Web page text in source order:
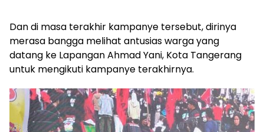
Dan di masa terakhir kampanye tersebut, dirinya
merasa bangga melihat antusias warga yang
datang ke Lapangan Ahmad Yani, Kota Tangerang
untuk mengikuti kampanye terakhirnya.